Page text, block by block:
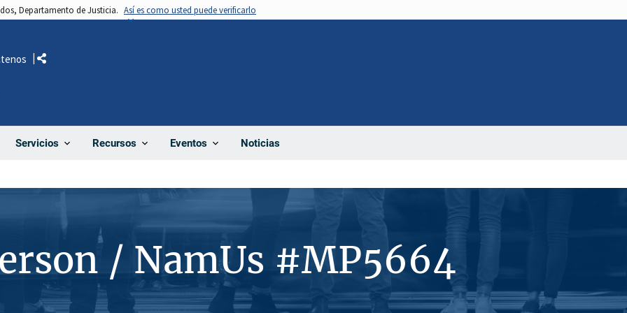
Departamento de Justicia. Así es como usted puede verificarlo
Servicios Recursos Eventos Noticias
Comparte
/ NamUs #MP5664